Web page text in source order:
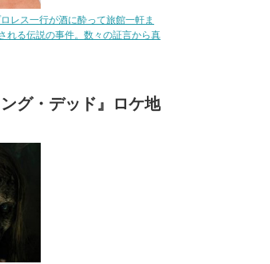
レス一行が酒に酔って旅館一軒ま
れる伝説の事件。数々の証言から真
ング・デッド』ロケ地